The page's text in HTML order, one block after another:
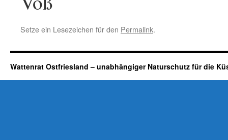
Setze ein Lesezeichen für den Permalink.
Wattenrat Ostfriesland – unabhängiger Naturschutz für die